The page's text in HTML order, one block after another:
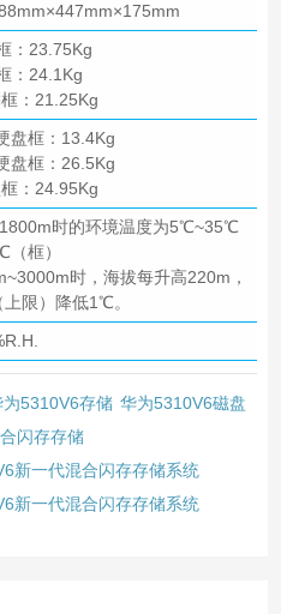
：23.75Kg
：24.1Kg
：21.25Kg
盘框：13.4Kg
盘框：26.5Kg
：24.95Kg
时的环境温度为5℃~35℃
（框）
时，海拔每升高220m，
限）降低1℃。
为5310V6存储 华为5310V6磁盘
闪存存储
新一代混合闪存存储系统
新一代混合闪存存储系统